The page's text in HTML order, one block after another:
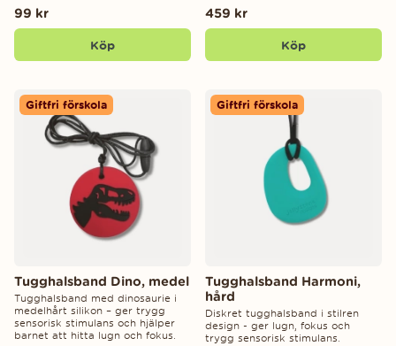
99 kr
Köp
459 kr
Köp
Giftfri förskola
Tugghalsband Dino, medel
Tugghalsband med dinosaurie i
medelhårt silikon – ger trygg
sensorisk stimulans och hjälper
barnet att hitta lugn och fokus.
Giftfri förskola
Tugghalsband Harmoni,
hård
Diskret tugghalsband i stilren
design - ger lugn, fokus och
trygg sensorisk stimulans.